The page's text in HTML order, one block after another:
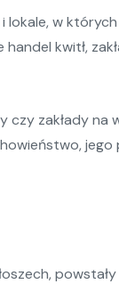
lokale, w
kwitł,
czy zakłady na